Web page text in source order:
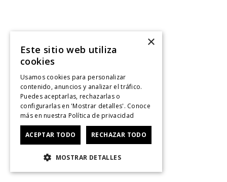
×
Este sitio web utiliza
cookies
Usamos cookies para personalizar
contenido, anuncios y analizar el tráfico.
Puedes aceptarlas, rechazarlas o
configurarlas en 'Mostrar detalles'. Conoce
más en nuestra Política de privacidad
ACEPTAR TODO RECHAZAR TODO
MOSTRAR DETALLES